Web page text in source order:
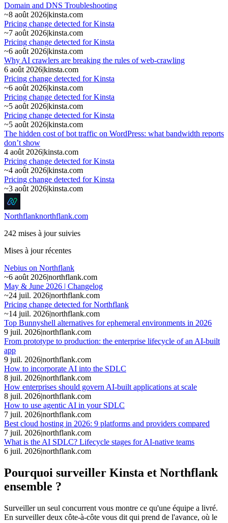
Domain and DNS Troubleshooting
~8 août 2026|kinsta.com
Pricing change detected for Kinsta
~7 août 2026|kinsta.com
Pricing change detected for Kinsta
~6 août 2026|kinsta.com
Why AI crawlers are breaking the rules of web-crawling
6 août 2026|kinsta.com
Pricing change detected for Kinsta
~6 août 2026|kinsta.com
Pricing change detected for Kinsta
~5 août 2026|kinsta.com
Pricing change detected for Kinsta
~5 août 2026|kinsta.com
The hidden cost of bot traffic on WordPress: what bandwidth reports
don’t show
4 août 2026|kinsta.com
Pricing change detected for Kinsta
~4 août 2026|kinsta.com
Pricing change detected for Kinsta
~3 août 2026|kinsta.com
Northflanknorthflank.com
242 mises à jour suivies
Mises à jour récentes
Nebius on Northflank
~6 août 2026|northflank.com
May & June 2026 | Changelog
~24 juil. 2026|northflank.com
Pricing change detected for Northflank
~14 juil. 2026|northflank.com
Top Bunnyshell alternatives for ephemeral environments in 2026
9 juil. 2026|northflank.com
From prototype to production: the enterprise lifecycle of an AI-built
app
9 juil. 2026|northflank.com
How to incorporate AI into the SDLC
8 juil. 2026|northflank.com
How enterprises should govern AI-built applications at scale
8 juil. 2026|northflank.com
How to use agentic AI in your SDLC
7 juil. 2026|northflank.com
Best cloud hosting in 2026: 9 platforms and providers compared
7 juil. 2026|northflank.com
What is the AI SDLC? Lifecycle stages for AI-native teams
6 juil. 2026|northflank.com
Pourquoi surveiller Kinsta et Northflank
ensemble ?
Surveiller un seul concurrent vous montre ce qu'une équipe a livré.
En surveiller deux côte-à-côte vous dit qui prend de l'avance, où le